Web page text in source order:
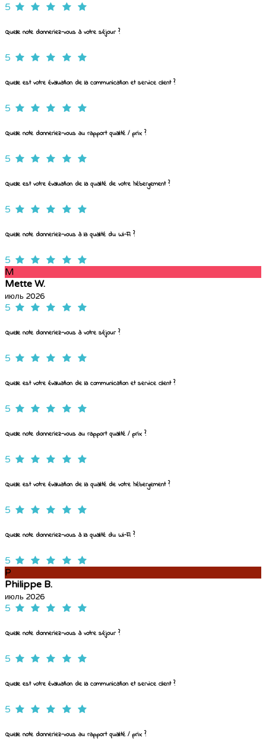
5
Quelle note donneriez-vous à votre séjour ?
5
Quelle est votre évaluation de la communication et service client ?
5
Quelle note donneriez-vous au rapport qualité / prix ?
5
Quelle est votre évaluation de la qualité de votre hébergement ?
5
Quelle note donneriez-vous à la qualité du Wi-Fi ?
5
M
Mette W.
июль 2026
5
Quelle note donneriez-vous à votre séjour ?
5
Quelle est votre évaluation de la communication et service client ?
5
Quelle note donneriez-vous au rapport qualité / prix ?
5
Quelle est votre évaluation de la qualité de votre hébergement ?
5
Quelle note donneriez-vous à la qualité du Wi-Fi ?
5
P
Philippe B.
июль 2026
5
Quelle note donneriez-vous à votre séjour ?
5
Quelle est votre évaluation de la communication et service client ?
5
Quelle note donneriez-vous au rapport qualité / prix ?